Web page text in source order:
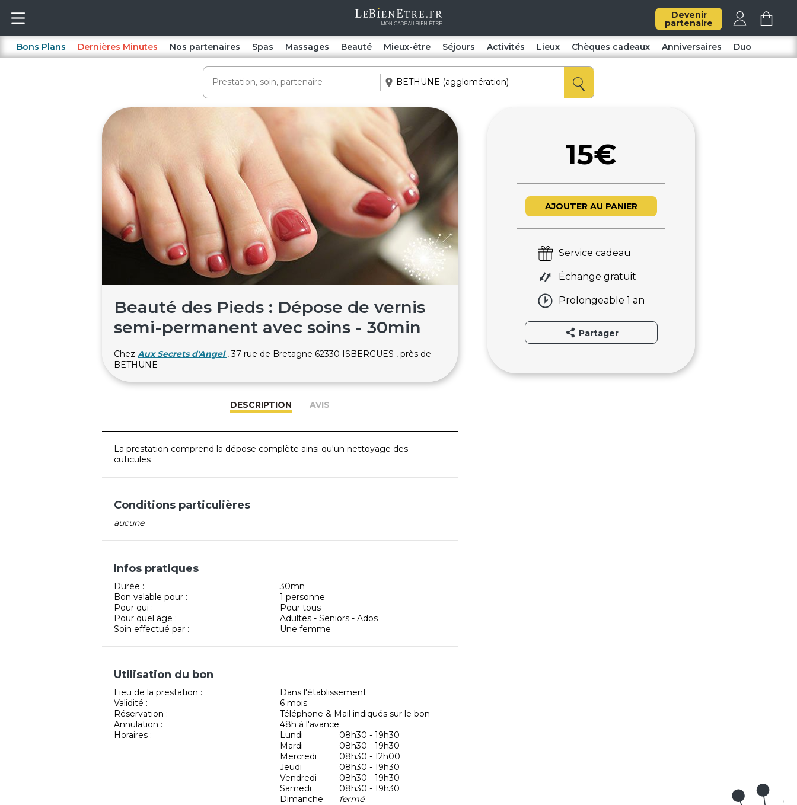
Devenir
partenaire
Bons Plans Dernières Minutes Nos partenaires Spas Massages Beauté Mieux-être Séjours Activités Lieux Chèques cadeaux Anniversaires Duo
Beauté des Pieds : Dépose de vernis
semi-permanent avec soins - 30min
Chez Aux Secrets d'Angel , 37 rue de Bretagne 62330 ISBERGUES , près de
BETHUNE
DESCRIPTION AVIS
La prestation comprend la dépose complète ainsi qu'un nettoyage des
cuticules
Conditions particulières
aucune
Infos pratiques
Durée :
30mn
Bon valable pour :
1 personne
Pour qui :
Pour tous
Pour quel âge :
Adultes - Seniors - Ados
Soin effectué par :
Une femme
Utilisation du bon
Lieu de la prestation :
Dans l'établissement
Validité :
6 mois
Réservation :
Téléphone & Mail indiqués sur le bon
Annulation :
48h à l'avance
Horaires :
Lundi
08h30 - 19h30
Mardi
08h30 - 19h30
Mercredi
08h30 - 12h00
Jeudi
08h30 - 19h30
Vendredi
08h30 - 19h30
Samedi
08h30 - 19h30
Dimanche
fermé
15€
AJOUTER AU PANIER
Service cadeau
Échange gratuit
Prolongeable 1 an
Partager